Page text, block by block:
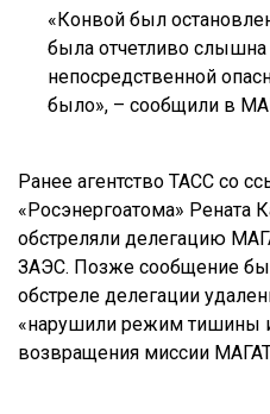
«Конвой был
была отчетливо слышна
непосредственной
было», – сообщили в
Ранее агентство ТАСС со
«Росэнергоатома» Рената
обстреляли делегацию
ЗАЭС. Позже сообщение
обстреле делегации
«нарушили режим тишины
возвращения миссии